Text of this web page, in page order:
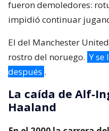
fueron demoledores:
impidió continuar
El del Manchester
rostro del noruego. Y
después .
La caída de Alf-
Haaland